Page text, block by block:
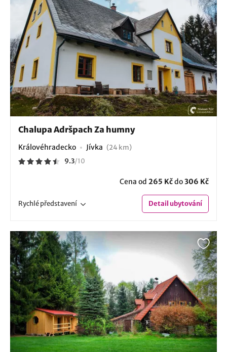
Chalupa Adršpach Za humny
Královéhradecko Jívka (24 km)
9.3/10
Cena od 265 Kčdo306 Kč
Rychlépředstavení Detailubytování